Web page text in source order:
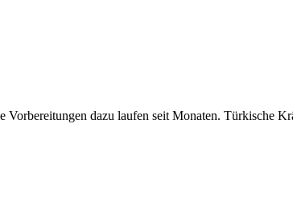
dazu laufen seit Monaten. Türkische